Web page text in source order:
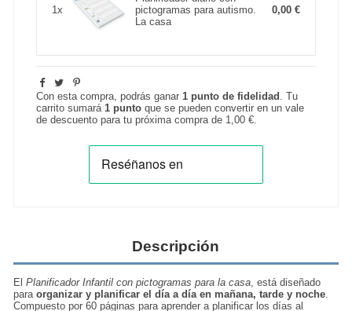
1x
pictogramas para autismo.
La casa
0,00 €
Con esta compra, podrás ganar 1 punto de fidelidad
. Tu
carrito sumará 1 punto que se pueden convertir en un vale
de descuento para tu próxima compra de 1,00 €
Descripción
ElPlanificador Infantil con pictogramas para la casa, está diseñado
paraorganizar y planificar el día a día en mañana, tarde y noche.
Compuesto por 60 páginas para aprender a planificar los días al